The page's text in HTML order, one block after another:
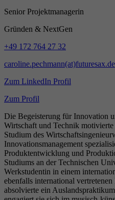
Senior Projektmanagerin
Gründen & NextGen
+49 172 764 27 32
caroline.pechmann(at)futuresax.de
Zum LinkedIn Profil
Zum Profil
Die Begeisterung für Innovation
Wirtschaft und Technik
Studium des
Innovationsmanagement
Produktentwicklung und
Studiums an der Technischen
Werkstudentin in einem
ebenfalls international
absolvierte ein